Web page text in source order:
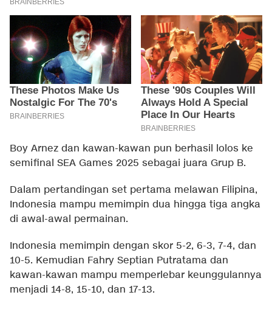
Boy Arnez dan kawan-kawan pun berhasil lolos ke
semifinal SEA Games 2025 sebagai juara Grup B.
Dalam pertandingan set pertama melawan Filipina,
Indonesia mampu memimpin dua hingga tiga angka
di awal-awal permainan.
Indonesia memimpin dengan skor 5-2, 6-3, 7-4, dan
10-5. Kemudian Fahry Septian Putratama dan
kawan-kawan mampu memperlebar keunggulannya
menjadi 14-8, 15-10, dan 17-13.